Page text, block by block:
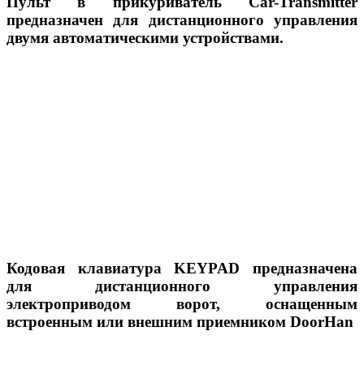
предназначен для дистанционного управления
двумя автоматическими устройствами.
Кодовая клавиатура KEYPAD предназначена
для дистанционного управления
электроприводом ворот, оснащенным
встроенным или внешним приемником DoorHan